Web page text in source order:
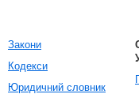
Закони
Кодекси
Юридичний словник